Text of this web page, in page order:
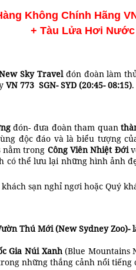
Không Chính Hãng
+ Tàu Lửa Hơi Nước
Sky Travelđón đoàn làm
VN 773 SGN- SYD (20:45- 08:15)
đón- đưa đoàn tham quan
độc đáo và là biểu tượng
nằm trong Công Viên Nhiệt Đới
có thể lưu lại những hình ảnh
sạn nghỉ ngơi hoặc Quý
Thú Mới (New Sydney
Gia Núi Xanh(Blue Mountains
những thắng cảnh nổi tiếng